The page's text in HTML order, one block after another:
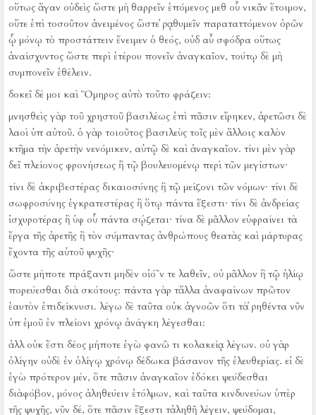
οὕτως ἄγαν οὐδεὶς ὥστε μὴ θαρρεῖν ἑπόμενος μεθ οὗ νικᾶν ἕτοιμον,
οὔτε ἐπὶ τοσοῦτον ἀνειμένος ὥστε ῥᾳθυμεῖν παραταττόμενον ὁρῶν
ᾧ μόνῳ τὸ προστάττειν ἔνειμεν ὁ θεός, οὐδ αὖ σφόδρα οὕτως
ἀναίσχυντος ὥστε περὶ ἑτέρου πονεῖν ἀναγκαῖον, τούτῳ δὲ μὴ
συμπονεῖν ἐθέλειν.
δοκεῖ δέ μοι καὶ Ὅμηρος αὐτὸ τοῦτο φράζειν:
μνησθεὶς γὰρ τοῦ χρηστοῦ βασιλέως ἐπὶ πᾶσιν εἴρηκεν, ἀρετῶσι δὲ
λαοὶ ὑπ αὐτοῦ. ὁ γὰρ τοιοῦτος βασιλεὺς τοῖς μὲν ἄλλοις καλὸν
κτῆμα τὴν ἀρετὴν νενόμικεν, αὑτῷ δὲ καὶ ἀναγκαῖον. τίνι μὲν γὰρ
δεῖ πλείονος φρονήσεως ἢ τῷ βουλευομένῳ περὶ τῶν μεγίστων·
τίνι δὲ ἀκριβεστέρας δικαιοσύνης ἢ τῷ μείζονι τῶν νόμων· τίνι δὲ
σωφροσύνης ἐγκρατεστέρας ἢ ὅτῳ πάντα ἔξεστι· τίνι δὲ ἀνδρείας
ἰσχυροτέρας ἢ ὑφ οὗ πάντα σῴζεται· τίνα δὲ μᾶλλον εὐφραίνει τὰ
ἔργα τῆς ἀρετῆς ἢ τὸν σύμπαντας ἀνθρώπους θεατὰς καὶ μάρτυρας
ἔχοντα τῆς αὑτοῦ ψυχῆς·
ὥστε μήποτε πράξαντι μηδὲν οἱό῀ν τε λαθεῖν, οὐ μᾶλλον ἢ τῷ ἡλίῳ
πορεύεσθαι διὰ σκότους: πάντα γὰρ τἄλλα ἀναφαίνων πρῶτον
ἑαυτὸν ἐπιδείκνυσι. λέγω δὲ ταῦτα οὐκ ἀγνοῶν ὅτι τὰ ῥηθέντα νῦν
ὑπ ἐμοῦ ἐν πλείονι χρόνῳ ἀνάγκη λέγεσθαι:
ἀλλ οὐκ ἔστι δέος μήποτε ἐγὼ φανῶ τι κολακείᾳ λέγων. οὐ γὰρ
ὀλίγην οὐδὲ ἐν ὀλίγῳ χρόνῳ δέδωκα βάσανον τῆς ἐλευθερίας. εἰ δὲ
ἐγὼ πρότερον μέν, ὅτε πᾶσιν ἀναγκαῖον ἐδόκει ψεύδεσθαι
διὰφόβον, μόνος ἀληθεύειν ἐτόλμων, καὶ ταῦτα κινδυνεύων ὑπὲρ
τῆς ψυχῆς, νῦν δέ, ὅτε πᾶσιν ἔξεστι τἀληθῆ λέγειν, ψεύδομαι,